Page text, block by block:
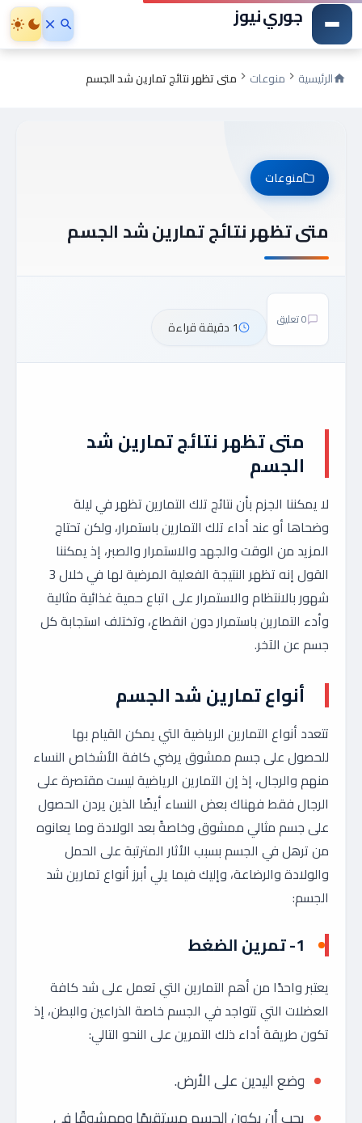
جوري نيوز
الرئيسية منوعات متى تظهر نتائج تمارين شد الجسم
منوعات
متى تظهر نتائج تمارين شد الجسم
0 تعليق 1 دقيقة قراءة
متى تظهر نتائج تمارين شد
الجسم
لا يمكننا الجزم بأن نتائج تلك التمارين تظهر في ليلة
وضحاها أو عند أداء تلك التمارين باستمرار، ولكن تحتاج
المزيد من الوقت والجهد والاستمرار والصبر، إذ يمكننا
القول إنه تظهر النتيجة الفعلية المرضية لها في خلال 3
شهور بالانتظام والاستمرار على اتباع حمية غذائية مثالية
وأدء التمارين باستمرار دون انقطاع، وتختلف استجابة كل
جسم عن الآخر.
أنواع تمارين شد الجسم
تتعدد أنواع التمارين الرياضية التي يمكن القيام بها
للحصول على جسم ممشوق يرضي كافة الأشخاص النساء
منهم والرجال، إذ إن التمارين الرياضية ليست مقتصرة على
الرجال فقط فهناك بعض النساء أيضًا الذين يردن الحصول
على جسم مثالي ممشوق وخاصةً بعد الولادة وما يعانوه
من ترهل في الجسم بسبب الأثار المترتبة على الحمل
والولادة والرضاعة، وإليك فيما يلي أبرز أنواع تمارين شد
الجسم:
1- تمرين الضغط
يعتبر واحدًا من أهم التمارين التي تعمل على شد كافة
العضلات التي تتواجد في الجسم خاصة الذراعين والبطن، إذ
تكون طريقة أداء ذلك التمرين على النحو التالي:
وضع اليدين على الأرض.
يجب أن يكون الجسم مستقيمًا وممشوقًا في